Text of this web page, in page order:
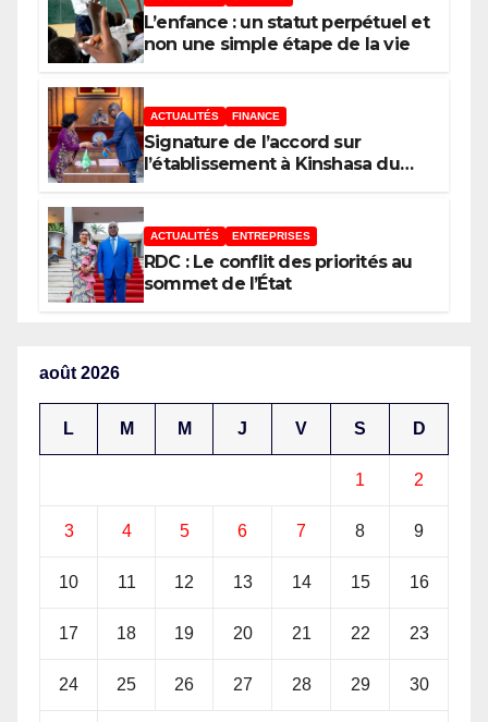
phare de l’investissement en
Afrique
L’enfance : un statut perpétuel et
non une simple étape de la vie
ACTUALITÉS FINANCE
Signature de l’accord sur
l’établissement à Kinshasa du
africaine–Nouveau Partenariat
pour le développement de
l’Afrique (AUDA-NEPAD)
ACTUALITÉS ENTREPRISES
RDC : Le conflit des priorités au
sommet de l’État
août 2026
L M M J V S D
1 2
3 4 5 6 7 8 9
10 11 12 13 14 15 16
17 18 19 20 21 22 23
24 25 26 27 28 29 30